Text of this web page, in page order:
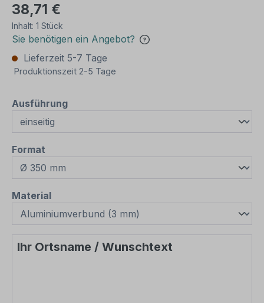
38,71 €
Inhalt: 1 Stück
Sie benötigen ein Angebot?
Lieferzeit 5-7 Tage
Produktionszeit 2-5 Tage
Ausführungauswählen
Format
Materialauswählen
Ihr Ortsname / Wunschtext